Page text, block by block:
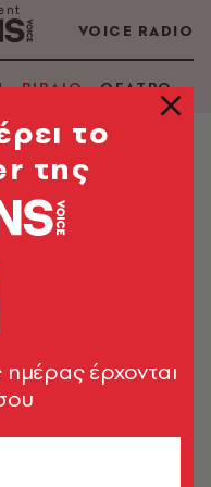
VOICE RADIO
ΒΙΒΛΙΟ ΘΕΑΤΡΟ -
η
της
τόσο το
το
της
έρχονται